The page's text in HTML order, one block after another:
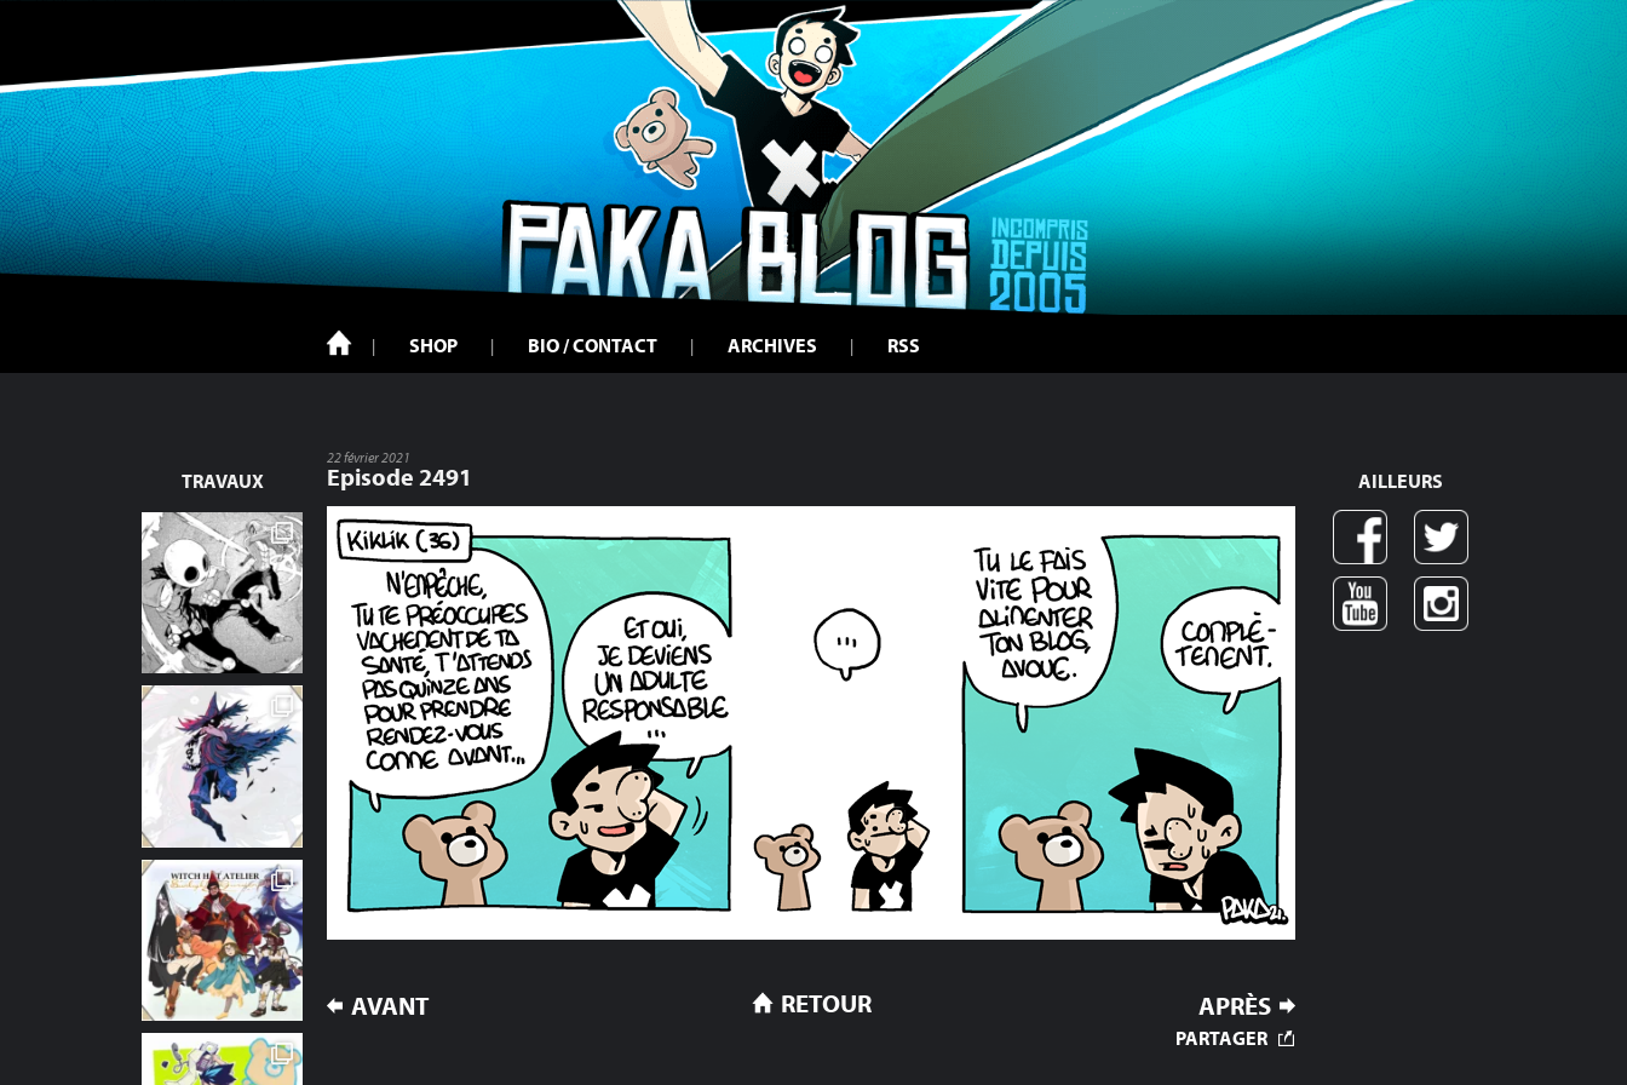
SHOP BIO / CONTACT ARCHIVES RSS
TRAVAUX
22 février 2021
Episode 2491
NAVIGATION
AVANT APRÈS
RETOUR
PARTAGER
AILLEURS